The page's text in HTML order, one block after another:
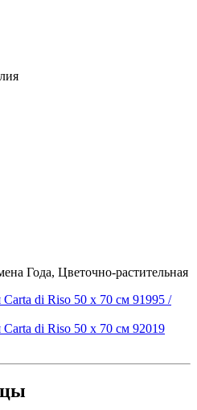
Года, Цветочно-растительная
Carta di Riso 50 x 70 см 91995 /
Carta di Riso 50 x 70 см 92019